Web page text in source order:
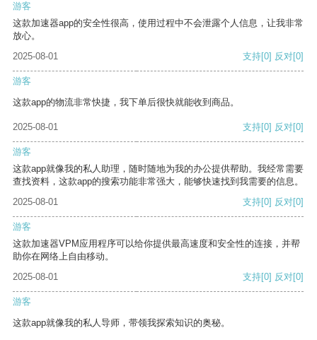
游客
这款加速器app的安全性很高，使用过程中不会泄露个人信息，让我非常
放心。
2025-08-01
支持[0] 反对[0]
游客
这款app的物流非常快捷，我下单后很快就能收到商品。
2025-08-01 支持[0] 反对[0]
游客
这款app就像我的私人助理，随时随地为我的办公提供帮助。我经常需要
查找资料，这款app的搜索功能非常强大，能够快速找到我需要的信息。
2025-08-01
支持[0] 反对[0]
游客
这款加速器VPM应用程序可以给你提供最高速度和安全性的连接，并帮
助你在网络上自由移动。
2025-08-01
支持[0] 反对[0]
游客
这款app就像我的私人导师，带领我探索知识的奥秘。